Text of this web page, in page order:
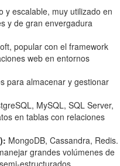
y escalable, muy utilizado en
y de gran envergadura
popular con el framework
web en entornos
para almacenar y gestionar
MySQL, SQL Server,
en tablas con relaciones
MongoDB, Cassandra, Redis.
grandes volúmenes de